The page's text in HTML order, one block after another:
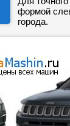
формой
города.